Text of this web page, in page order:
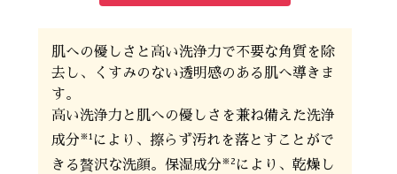
肌への優しさと高い洗浄力で不要な角質を除
去し、くすみのない透明感のある肌へ導きま
す。
高い洗浄力と肌への優しさを兼ね備えた洗浄
成分 ※1 により、擦らず汚れを落とすことがで
きる贅沢な洗顔。保湿成分 ※2 により、乾燥し